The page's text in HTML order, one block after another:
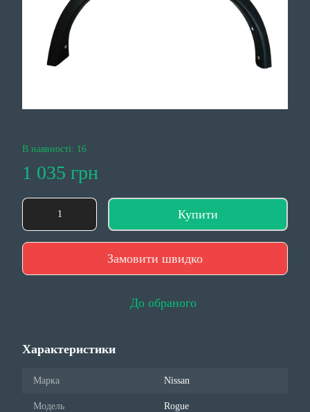
В наявності: 16
1 035 грн
Купити
Замовити швидко
До обраного
Характеристики
Марка Nissan
Модель Rogue